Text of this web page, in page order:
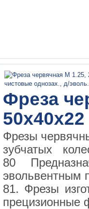
Фреза
Фрезы
зубчатых
80
эвольвентным
81. Фрезы
прецизионные